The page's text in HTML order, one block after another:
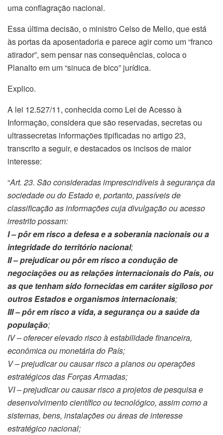
uma conflagração nacional.
Essa última decisão, o ministro Celso de Mello, que está
às portas da aposentadoria e parece agir como um “franco
atirador”, sem pensar nas consequências, coloca o
Planalto em um “sinuca de bico” jurídica.
Explico.
A lei 12.527/11, conhecida como Lei de Acesso à
Informação, considera que são reservadas, secretas ou
ultrassecretas informações tipificadas no artigo 23,
transcrito a seguir, e destacados os incisos de maior
interesse:
“Art. 23. São consideradas imprescindíveis à segurança da
sociedade ou do Estado e, portanto, passíveis de
classificação as informações cuja divulgação ou acesso
irrestrito possam:
I – pôr em risco a defesa e a soberania nacionais ou a
integridade do território nacional;
II – prejudicar ou pôr em risco a condução de
negociações ou as relações internacionais do País, ou
as que tenham sido fornecidas em caráter sigiloso por
outros Estados e organismos internacionais;
III – pôr em risco a vida, a segurança ou a saúde da
população;
IV – oferecer elevado risco à estabilidade financeira,
econômica ou monetária do País;
V – prejudicar ou causar risco a planos ou operações
estratégicos das Forças Armadas;
VI – prejudicar ou causar risco a projetos de pesquisa e
desenvolvimento científico ou tecnológico, assim como a
sistemas, bens, instalações ou áreas de interesse
estratégico nacional;